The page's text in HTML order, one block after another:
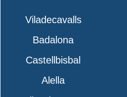
Viladecavalls
Badalona
Castellbisbal
Alella